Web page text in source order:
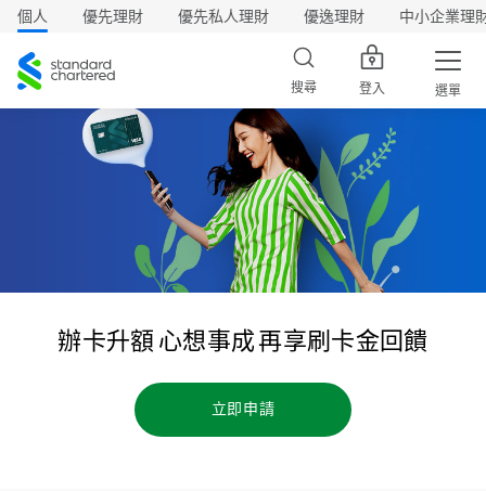
個人 優先理財 優先私人理財 優逸理財 中小企業理
渣
打
搜尋 登入 選單
辦卡升額 心想事成 再享刷卡金回饋
立即申請